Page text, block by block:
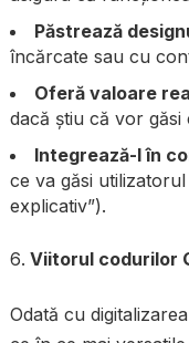
Păstrează
încărcate sau cu
Oferă valoare
dacă știu că vor găsi
Integrează-l în
ce va găsi
explicativ”).
Viitorul codurilor
Odată cu